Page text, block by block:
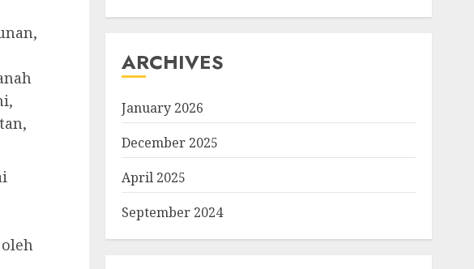
ARCHIVES
January 2026
December 2025
April 2025
September 2024